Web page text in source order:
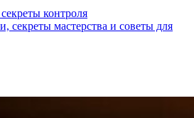
секреты мастерства и советы для